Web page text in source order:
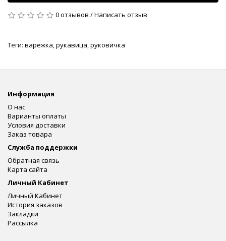
0 отзывов /Написать отзыв
Теги: варежка рукавица руковичка
Информация
О нас
Варианты оплаты
Условия доставки
Заказ товара
Служба поддержки
Обратная связь
Карта сайта
Личный Кабинет
Личный Кабинет
История заказов
Закладки
Рассылка